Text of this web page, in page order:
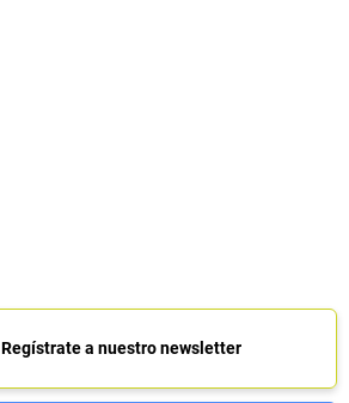
Regístrate a nuestro newsletter